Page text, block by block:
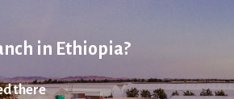
in Ethiopia?
there